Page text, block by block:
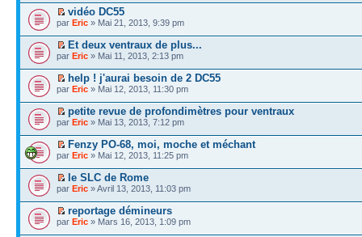
vidéo DC55
par Eric » Mai 21, 2013, 9:39 pm
Et deux ventraux de plus...
par Eric » Mai 11, 2013, 2:13 pm
help ! j'aurai besoin de 2 DC55
par Eric » Mai 12, 2013, 11:30 pm
petite revue de profondimètres pour ventraux
par Eric » Mai 13, 2013, 7:12 pm
Fenzy PO-68, moi, moche et méchant
par Eric » Mai 12, 2013, 11:25 pm
le SLC de Rome
par Eric » Avril 13, 2013, 11:03 pm
reportage démineurs
par Eric » Mars 16, 2013, 1:09 pm